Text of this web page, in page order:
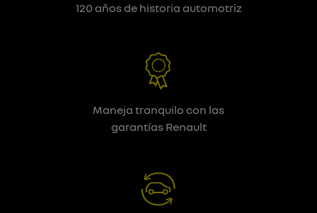
120 años de historia automotriz
Maneja tranquilo con las
garantías Renault